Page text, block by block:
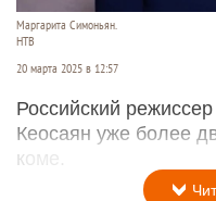
Маргарита Симоньян.
НТВ
20 марта 2025 в 12:57
Российский
Кеосаян уже более
коме.